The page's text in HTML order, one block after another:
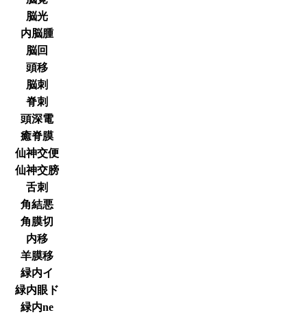
脳光
内脳腫
脳回
頭移
脳刺
脊刺
頭深電
癒脊膜
仙神交便
仙神交膀
舌刺
角結悪
角膜切
内移
羊膜移
緑内イ
緑内眼ド
緑内ne